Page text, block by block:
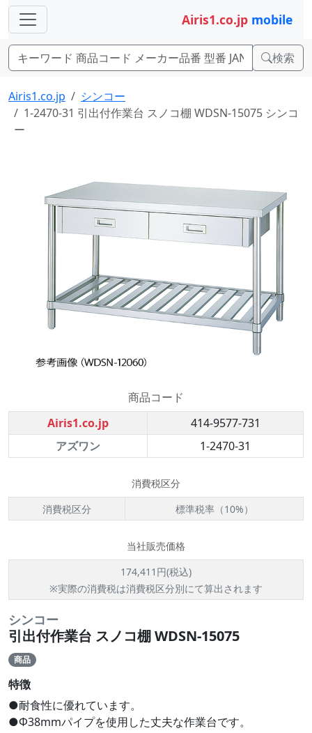
Airis1.co.jp mobile
検索
Airis1.co.jp
シンコー
1-2470-31 引出付作業台 スノコ棚 WDSN-15075 シンコ
ー
商品コード
Airis1.co.jp
414-9577-731
アズワン
1-2470-31
消費税区分
消費税区分
標準税率（10%）
当社販売価格
174,411円(税込)
※実際の消費税は消費税区分別にて算出されます
シンコー
引出付作業台 スノコ棚 WDSN-15075
商品
特徴
●耐食性に優れています。
●Φ38mmパイプを使用した丈夫な作業台です。